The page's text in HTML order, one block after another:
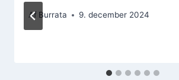
Af Burrata 9. december 2024